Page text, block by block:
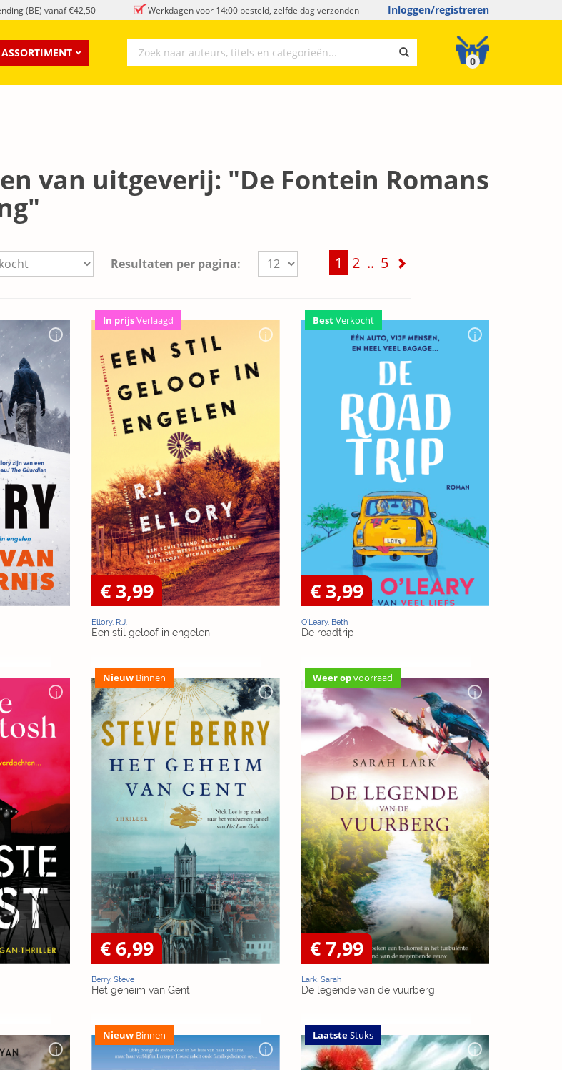
(BE) vanaf €42,50 Werkdagen voor 14:00 besteld, zelfde dag verzonden Inloggen/registreren
0
van uitgeverij: "De Fontein Romans
Resultaten per pagina: 1 2 .. 5
In prijsVerlaagd
€ 3,99
Ellory, R.J.
Een stil geloof in engelen
BestVerkocht
€ 3,99
O'Leary, Beth
De roadtrip
Nieuw Binnen
€ 6,99
Berry, Steve
Het geheim van Gent
Weer opvoorraad
€ 7,99
Lark, Sarah
De legende van de vuurberg
Nieuw Binnen LaatsteStuks